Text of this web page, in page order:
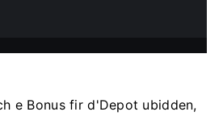
e Bonus fir d'Depot ubidden,